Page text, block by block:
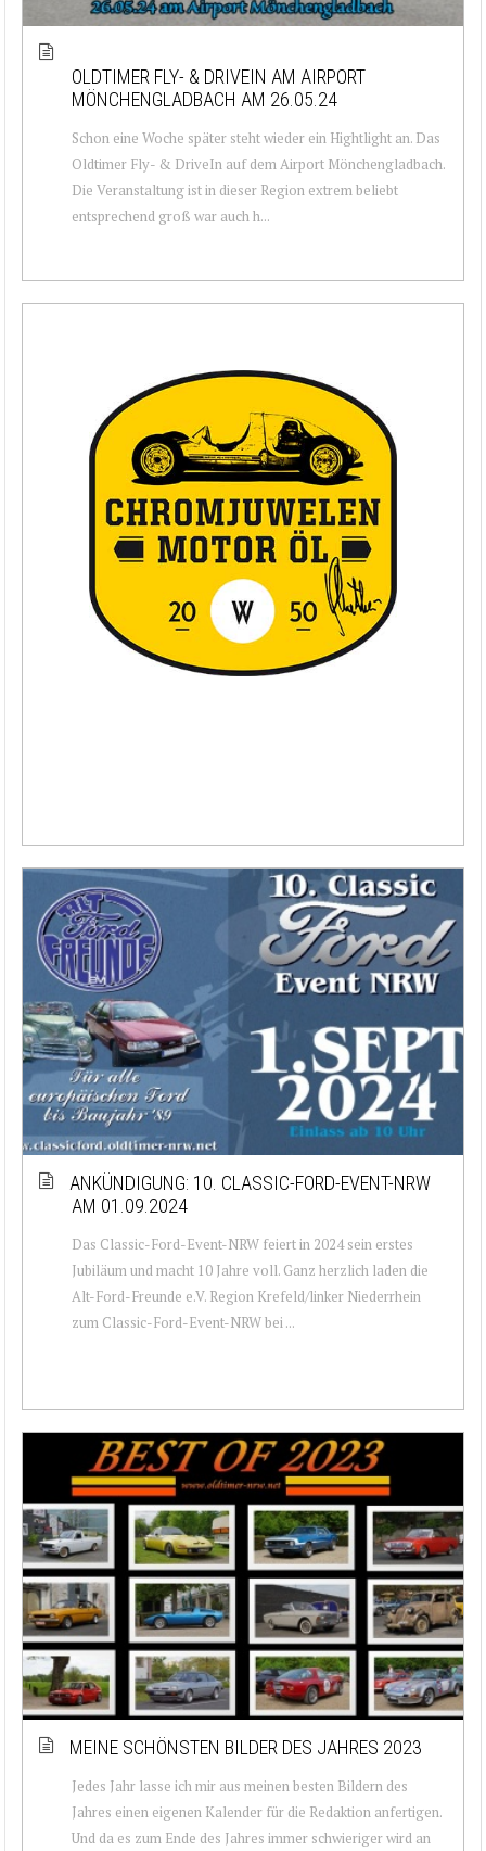
OLDTIMER FLY- & DRIVEIN AM AIRPORT
MÖNCHENGLADBACH AM 26.05.24
Schon eine Woche später steht wieder ein Hightlight an. Das
Oldtimer Fly- & DriveIn auf dem Airport Mönchengladbach.
Die Veranstaltung ist in dieser Region extrem beliebt
entsprechend groß war auch h...
ANKÜNDIGUNG: 10. CLASSIC-FORD-EVENT-NRW
AM 01.09.2024
Das Classic-Ford-Event-NRW feiert in 2024 sein erstes
Jubiläum und macht 10 Jahre voll. Ganz herzlich laden die
Alt-Ford-Freunde e.V. Region Krefeld/linker Niederrhein
zum Classic-Ford-Event-NRW bei ...
MEINE SCHÖNSTEN BILDER DES JAHRES 2023
Jedes Jahr lasse ich mir aus meinen besten Bildern des
Jahres einen eigenen Kalender für die Redaktion anfertigen.
Und da es zum Ende des Jahres immer schwieriger wird an